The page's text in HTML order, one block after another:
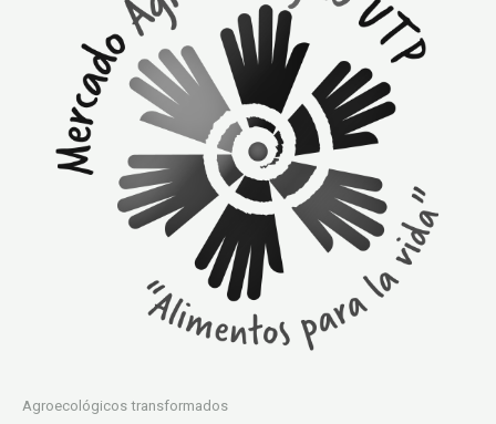
Agroecológicos transformados